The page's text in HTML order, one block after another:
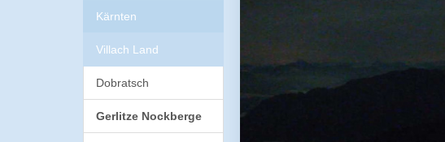
Kärnten
Villach Land
Dobratsch
Gerlitze Nockberge